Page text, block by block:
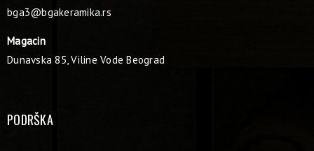
bga3@bgakeramika.rs
Magacin
Dunavska 85, Viline Vode Beograd
PODRŠKA